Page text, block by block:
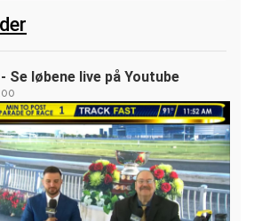
- Se løbene live på Youtube